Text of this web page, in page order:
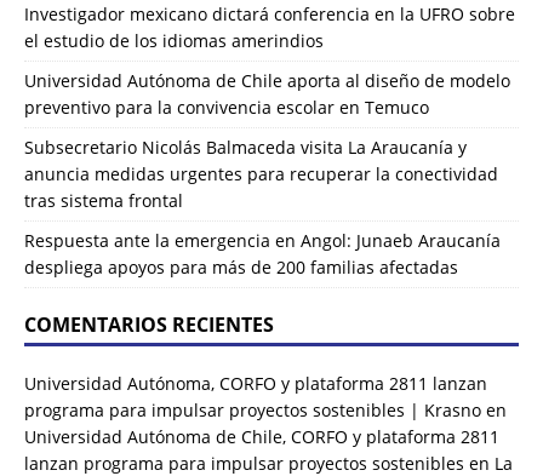
Investigador mexicano dictará conferencia en la UFRO sobre
el estudio de los idiomas amerindios
Universidad Autónoma de Chile aporta al diseño de modelo
preventivo para la convivencia escolar en Temuco
Subsecretario Nicolás Balmaceda visita La Araucanía y
anuncia medidas urgentes para recuperar la conectividad
tras sistema frontal
Respuesta ante la emergencia en Angol: Junaeb Araucanía
despliega apoyos para más de 200 familias afectadas
COMENTARIOS RECIENTES
Universidad Autónoma, CORFO y plataforma 2811 lanzan
programa para impulsar proyectos sostenibles | Krasno en
Universidad Autónoma de Chile, CORFO y plataforma 2811
lanzan programa para impulsar proyectos sostenibles en La